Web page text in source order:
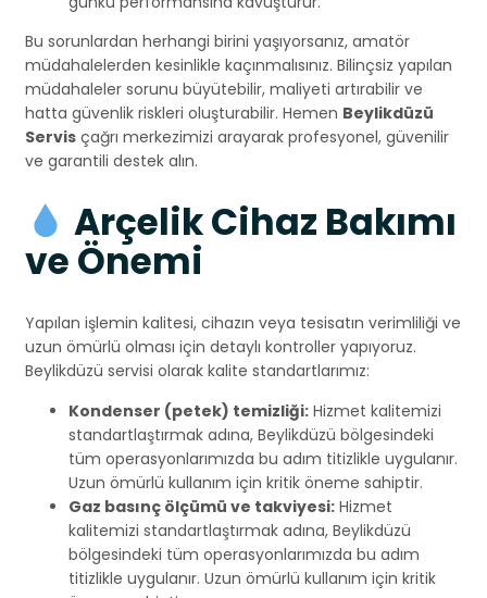
Bu sorunlardan herhangi birini yaşıyorsanız, amatör
müdahalelerden kesinlikle kaçınmalısınız. Bilinçsiz yapılan
müdahaleler sorunu büyütebilir, maliyeti artırabilir ve
hatta güvenlik riskleri oluşturabilir. Hemen Beylikdüzü
Servis çağrı merkezimizi arayarak profesyonel, güvenilir
ve garantili destek alın.
Arçelik Cihaz Bakımı
ve Önemi
Yapılan işlemin kalitesi, cihazın veya tesisatın verimliliği ve
uzun ömürlü olması için detaylı kontroller yapıyoruz.
Beylikdüzü servisi olarak kalite standartlarımız:
Kondenser (petek) temizliği: Hizmet kalitemizi
standartlaştırmak adına, Beylikdüzü bölgesindeki
tüm operasyonlarımızda bu adım titizlikle uygulanır.
Uzun ömürlü kullanım için kritik öneme sahiptir.
Gaz basınç ölçümü ve takviyesi: Hizmet
kalitemizi standartlaştırmak adına, Beylikdüzü
bölgesindeki tüm operasyonlarımızda bu adım
titizlikle uygulanır. Uzun ömürlü kullanım için kritik